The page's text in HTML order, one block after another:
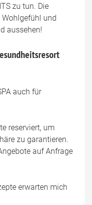
zu tun. Die
und
aussehen!
auch für
reserviert, um
zu garantieren.
auf Anfrage
erwarten mich